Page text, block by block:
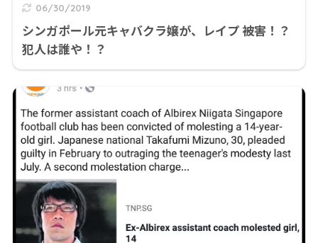
06/30/2019
シンガポール元キャバクラ嬢が、レイプ 被害！？
犯人は誰や！？